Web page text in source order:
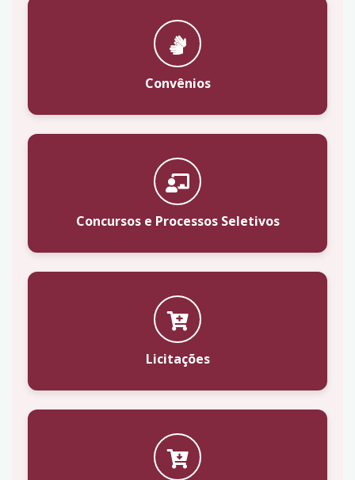
Convênios
Concursos e Processos Seletivos
Licitações